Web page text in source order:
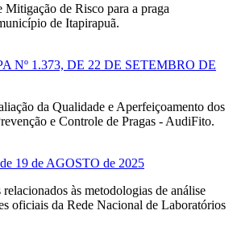
Mitigação de Risco para a praga
de Itapirapuã.
Nº 1.373, DE 22 DE SETEMBRO DE
da Qualidade e Aperfeiçoamento dos
e Controle de Pragas - AudiFito.
19 de AGOSTO de 2025
às metodologias de análise
oficiais da Rede Nacional de Laboratórios